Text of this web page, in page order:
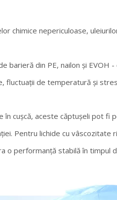
chimice nepericuloase,
barieră din PE, nailon și EVOH -
fluctuații de temperatură și
cușcă, aceste căptușeli pot fi
Pentru lichide cu vâscozitate
o performanță stabilă în timpul